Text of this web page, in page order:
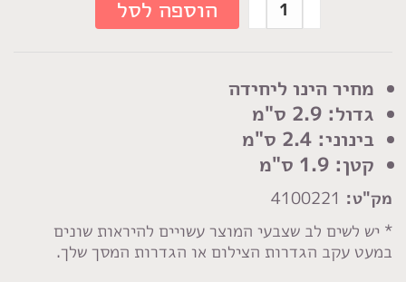
מחיר הינו ליחידה
גדול: 2.9 ס"מ
בינוני: 2.4 ס"מ
קטן: 1.9 ס"מ
מק"ט:
* יש לשים לב שצבעי המוצר עשויים להיראות שונים
במעט עקב הגדרות הצילום או הגדרות המסך שלך.
של
בז
הוספה לסל